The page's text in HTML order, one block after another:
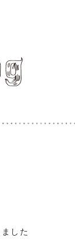
した